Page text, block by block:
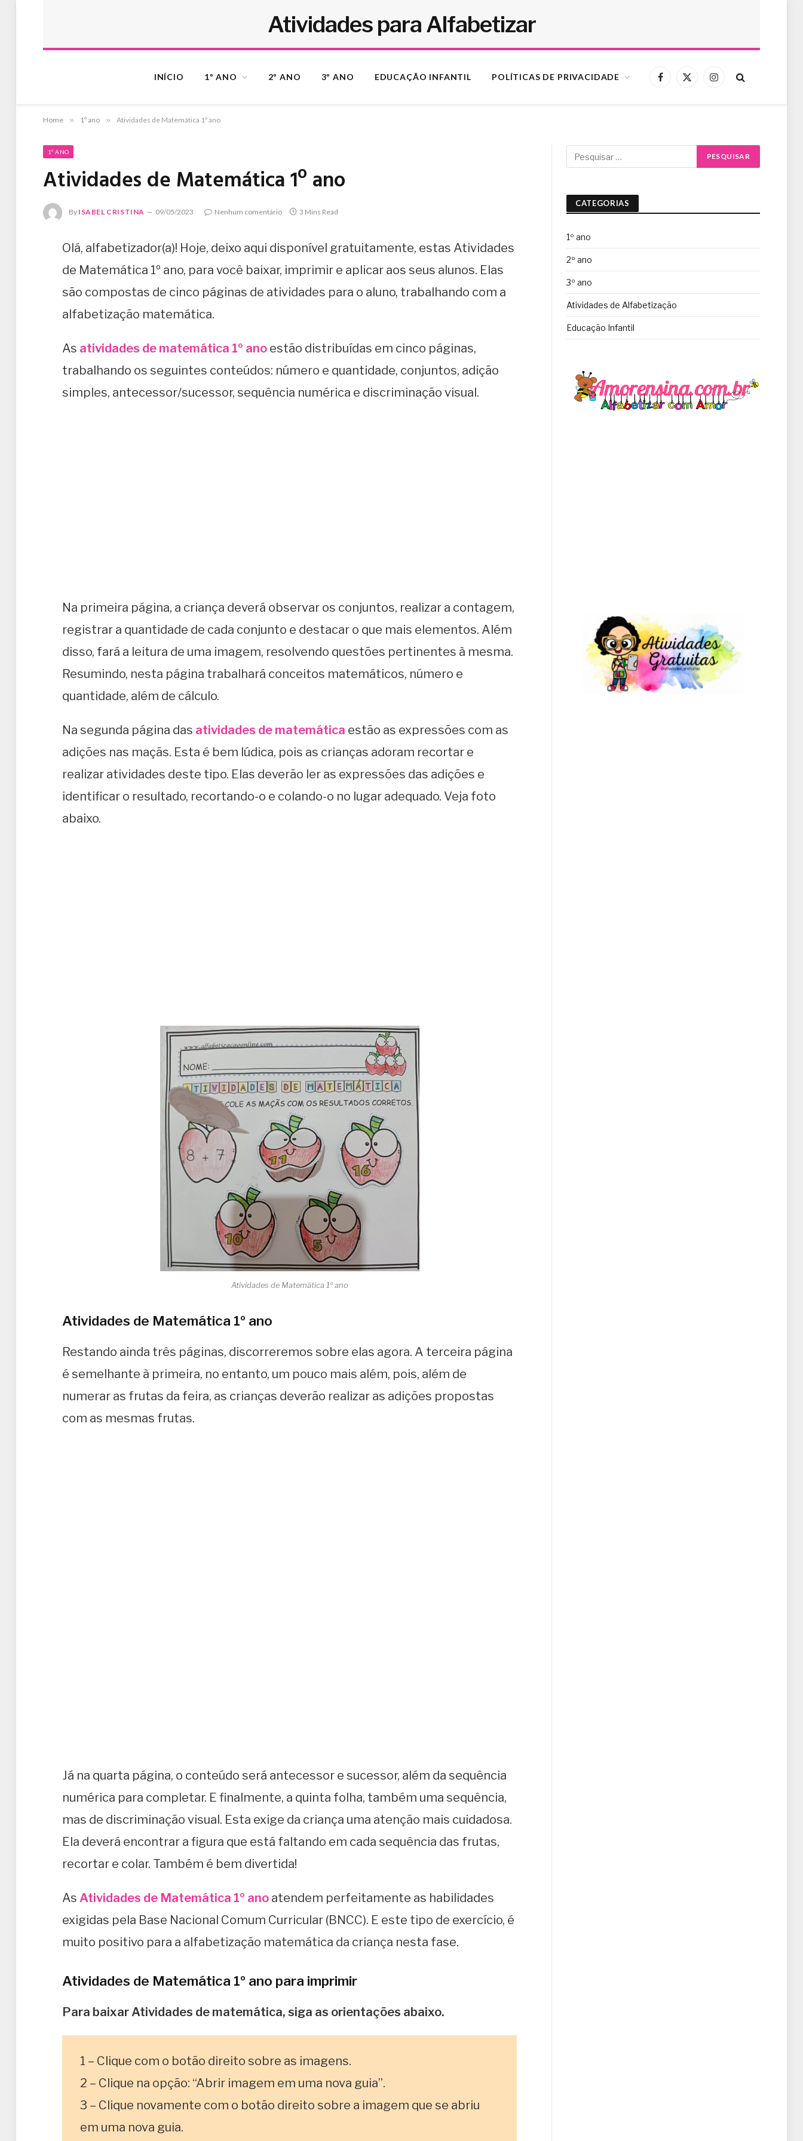
Atividades para Alfabetizar
INÍCIO 1º ANO 2º ANO 3º ANO EDUCAÇÃO INFANTIL POLÍTICAS DE PRIVACIDADE
Facebook
X
Instagram
Home » 1º ano » Atividades de Matemática 1º ano
1º ANO
Atividades de Matemática 1º ano
By ISABEL CRISTINA 09/05/2023 Nenhum comentário 3 Mins Read
Olá, alfabetizador(a)! Hoje, deixo aqui disponível gratuitamente, estas Atividades
de Matemática 1º ano, para você baixar, imprimir e aplicar aos seus alunos. Elas
são compostas de cinco páginas de atividades para o aluno, trabalhando com a
alfabetização matemática.
As atividades de matemática 1º ano estão distribuídas em cinco páginas,
trabalhando os seguintes conteúdos: número e quantidade, conjuntos, adição
simples, antecessor/sucessor, sequência numérica e discriminação visual.
Na primeira página, a criança deverá observar os conjuntos, realizar a contagem,
registrar a quantidade de cada conjunto e destacar o que mais elementos. Além
disso, fará a leitura de uma imagem, resolvendo questões pertinentes à mesma.
Resumindo, nesta página trabalhará conceitos matemáticos, número e
quantidade, além de cálculo.
Na segunda página das atividades de matemática estão as expressões com as
adições nas maçãs. Esta é bem lúdica, pois as crianças adoram recortar e
realizar atividades deste tipo. Elas deverão ler as expressões das adições e
identificar o resultado, recortando-o e colando-o no lugar adequado. Veja foto
abaixo.
Atividades de Matemática 1º ano
Atividades de Matemática 1º ano
Restando ainda três páginas, discorreremos sobre elas agora. A terceira página
é semelhante à primeira, no entanto, um pouco mais além, pois, além de
numerar as frutas da feira, as crianças deverão realizar as adições propostas
com as mesmas frutas.
Já na quarta página, o conteúdo será antecessor e sucessor, além da sequência
numérica para completar. E finalmente, a quinta folha, também uma sequência,
mas de discriminação visual. Esta exige da criança uma atenção mais cuidadosa.
Ela deverá encontrar a figura que está faltando em cada sequência das frutas,
recortar e colar. Também é bem divertida!
As Atividades de Matemática 1º ano atendem perfeitamente as habilidades
exigidas pela Base Nacional Comum Curricular (BNCC). E este tipo de exercício, é
muito positivo para a alfabetização matemática da criança nesta fase.
Atividades de Matemática 1º ano para imprimir
Para baixar Atividades de matemática, siga as orientações abaixo.
1 – Clique com o botão direito sobre as imagens.
2 – Clique na opção: “Abrir imagem em uma nova guia”.
3 – Clique novamente com o botão direito sobre a imagem que se abriu
em uma nova guia.
CATEGORIAS
1º ano
2º ano
3º ano
Atividades de Alfabetização
Educação Infantil